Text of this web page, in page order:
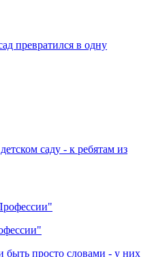
превратился в одну
саду - к ребятам из
быть просто словами - у них